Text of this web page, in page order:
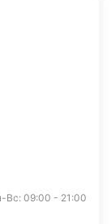
Вс: 09:00 - 21:00